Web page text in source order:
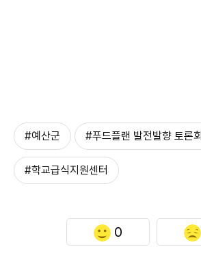
#예산군 #푸드플랜 발전발향 토론회
#학교급식지원센터
0